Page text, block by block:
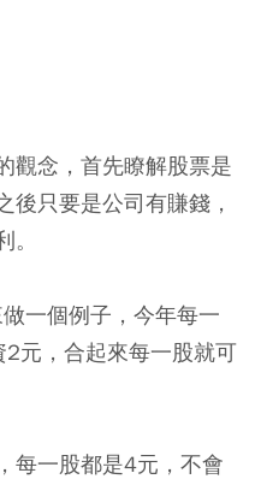
觀念，首先瞭解股票是
後只要是公司有賺錢，
一個例子，今年每一
元，合起來每一股就可
每一股都是4元，不會